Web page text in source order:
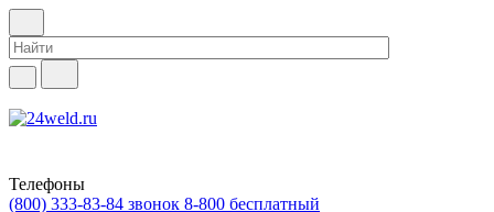
Телефоны
(800) 333-83-84 звонок 8-800 бесплатный